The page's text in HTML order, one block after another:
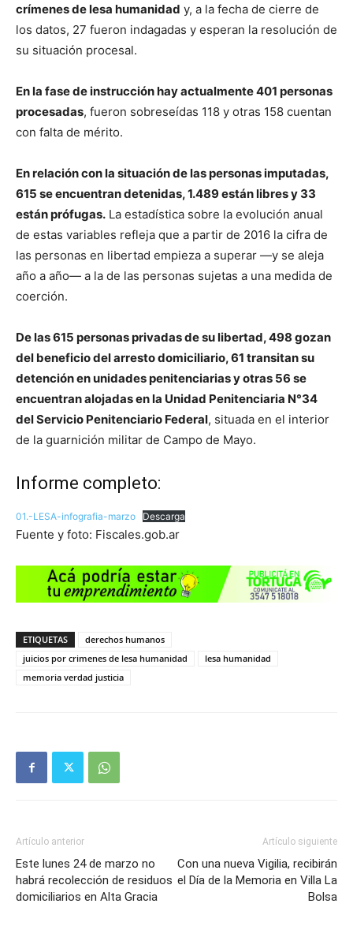
crímenes de lesa humanidad y, a la fecha de cierre de
los datos, 27 fueron indagadas y esperan la resolución de
su situación procesal.
En la fase de instrucción hay actualmente 401 personas
procesadas, fueron sobreseídas 118 y otras 158 cuentan
con falta de mérito.
En relación con la situación de las personas imputadas,
615 se encuentran detenidas, 1.489 están libres y 33
están prófugas. La estadística sobre la evolución anual
de estas variables refleja que a partir de 2016 la cifra de
las personas en libertad empieza a superar —y se aleja
año a año— a la de las personas sujetas a una medida de
coerción.
De las 615 personas privadas de su libertad, 498 gozan
del beneficio del arresto domiciliario, 61 transitan su
detención en unidades penitenciarias y otras 56 se
encuentran alojadas en la Unidad Penitenciaria N°34
del Servicio Penitenciario Federal, situada en el interior
de la guarnición militar de Campo de Mayo.
Informe completo:
01.-LESA-infografia-marzo Descarga
Fuente y foto: Fiscales.gob.ar
ETIQUETAS
derechos humanos
juicios por crimenes de lesa humanidad
lesa humanidad
memoria verdad justicia
Artículo anterior
Este lunes 24 de marzo no
habrá recolección de residuos
domiciliarios en Alta Gracia
Artículo siguiente
Con una nueva Vigilia, recibirán
el Día de la Memoria en Villa La
Bolsa